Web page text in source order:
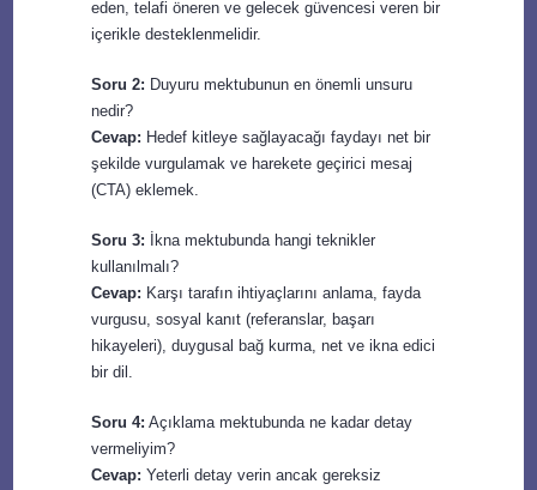
eden, telafi öneren ve gelecek güvencesi veren bir
içerikle desteklenmelidir.
Soru 2: Duyuru mektubunun en önemli unsuru
nedir?
Cevap: Hedef kitleye sağlayacağı faydayı net bir
şekilde vurgulamak ve harekete geçirici mesaj
(CTA) eklemek.
Soru 3: İkna mektubunda hangi teknikler
kullanılmalı?
Cevap: Karşı tarafın ihtiyaçlarını anlama, fayda
vurgusu, sosyal kanıt (referanslar, başarı
hikayeleri), duygusal bağ kurma, net ve ikna edici
bir dil.
Soru 4: Açıklama mektubunda ne kadar detay
vermeliyim?
Cevap: Yeterli detay verin ancak gereksiz